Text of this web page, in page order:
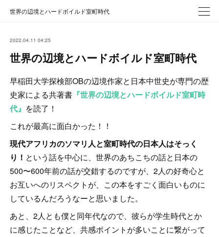
世界の辺境とハードボイルド室町時代
2022.04.11 04:25
世界の辺境とハードボイルド室町時代
早稲田大学探検部OBの辺境作家と日本中世史が専門の歴
史家による共著書 『世界の辺境とハードボイルド室町時
代』 を読了！
これが最高に面白かった！！
現代アフリカのソマリ人と室町時代の日本人はそっく
り！ という話を中心に、世界のあちこちの話と日本の
500〜600年前の話が交錯するのですが、2人の好奇心と
お互いへのリスペクトが、この本をすごく面白いものに
しているんだろうなーと思いました。
あと、2人とも僕と同年代なので、彼らが学生時代とか
に感じたことなど、共感ポイントが多いことに繋がって